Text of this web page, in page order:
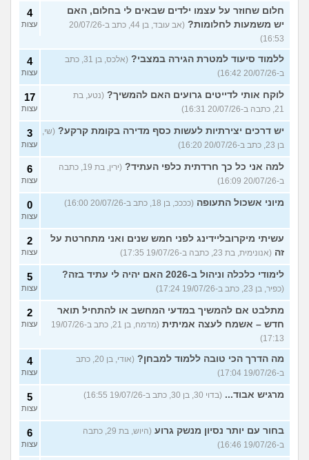
חלום שחוזר על עצמו ילדים שבאים לי בחלום, האם
יש משמעות לחלומות?
(אב עובד, בן 44, כתב ב-20/07/26
16:53)
4
עצות
ללמוד סיעוד למטרת הגירה במצבי?
(אלכס, בן 31, כתב
ב-20/07/26 16:42)
4
עצות
לוקח אותי לדייטים גרועים האם להמשיך? (נטע, בת
21, כתבה ב-20/07/26 16:31)
17
עצות
יש דרכים יצירתיות לעשות כסף מדירה בקומת קרקע? (שי,
בן 23, כתב ב-20/07/26 16:20)
3
עצות
למה אני כל כך חרדתית כלפי העתיד?
(ירין, בת 19, כתבה
ב-20/07/26 16:09)
6
עצות
מיוני אשכול התעופה (ככככ, בן 18, כתב ב-20/07/26 16:00) 0
עצות
עשיתי מיקרובליידינג לפני חמש שנים ואני מתחרטת על
זה (אנונימית, בת 23, כתבה ב-19/07/26 17:35)
2
עצות
לימודי כלכלה וניהול ב-2026 האם יהיה לי עתיד בזה?
(כפיר, בן 23, כתב ב-19/07/26 17:24)
5
עצות
מתלבט אם להמשיך במדעי המחשב או להתחיל תואר
חדש – אשמח לעצה אמיתית
(מדמח, בן 21, כתב ב-19/07/26
17:13)
2
עצות
מה הדרך הכי טובה ללמוד למבחן?
(אודי, בן 20, כתב
ב-19/07/26 17:04)
4
עצות
מרגיש אבוד... (בדוי 30, בן 30, כתב ב-19/07/26 16:55) 5
עצות
בחור עם יותר נסיון מנשק גרוע
(היוש, בת 29, כתבה
ב-19/07/26 16:46)
6
עצות